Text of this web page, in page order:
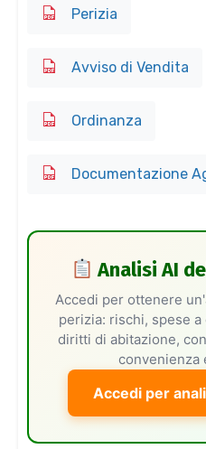
Perizia
Avviso di Vendita
Ordinanza
Documentazione
Analisi AI
Accedi per ottenere
perizia: rischi, spese
diritti di abitazione,
convenienza
Accedi per